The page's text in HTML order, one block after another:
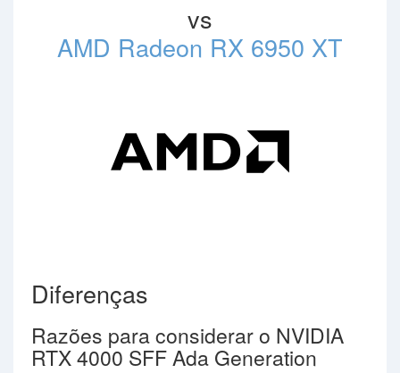
vs
AMD Radeon RX 6950 XT
Diferenças
Razões para considerar o NVIDIA
RTX 4000 SFF Ada Generation